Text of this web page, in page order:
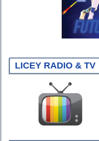
LICEY RADIO & TV